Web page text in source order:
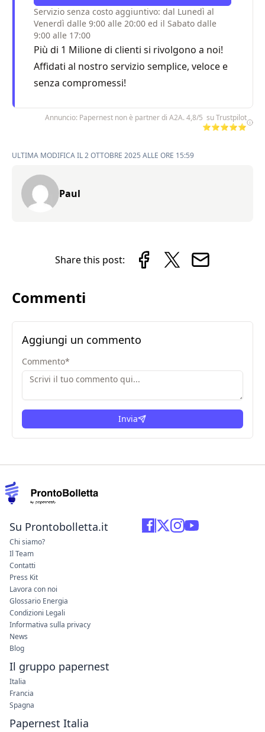
Servizio senza costo aggiuntivo: dal Lunedì al
Venerdì dalle 9:00 alle 20:00 ed il Sabato dalle
9:00 alle 17:00
Più di 1 Milione di clienti si rivolgono a noi!
Affidati al nostro servizio semplice, veloce e
senza compromessi!
Annuncio: Papernest non è partner di A2A. 4,8/5 su Trustpilot
⭐⭐⭐⭐⭐
ULTIMA MODIFICA IL 2 OTTOBRE 2025 ALLE ORE 15:59
Paul
Share this post:
Commenti
Aggiungi un commento
Commento*
Invia
Su Prontobolletta.it
Chi siamo?
Il Team
Contatti
Press Kit
Lavora con noi
Glossario Energia
Condizioni Legali
Informativa sulla privacy
News
Blog
Il gruppo papernest
Italia
Francia
Spagna
Papernest Italia